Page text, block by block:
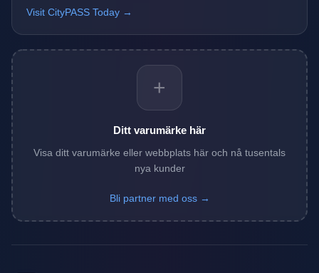
Visit CityPASS Today →
+
Ditt varumärke här
Visa ditt varumärke eller webbplats här och nå tusentals
nya kunder
Bli partner med oss →